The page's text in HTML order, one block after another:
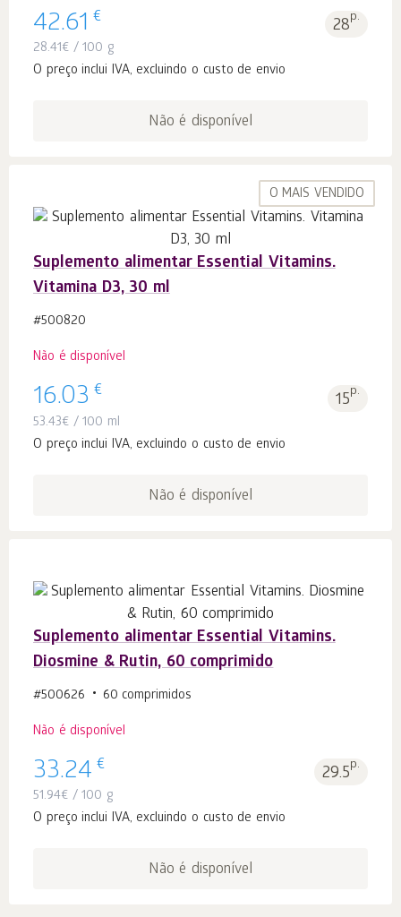
42.61 € 28p.
28.41€ / 100 g
O preço inclui IVA, excluindo o custo de envio
Não é disponível
O MAIS VENDIDO
Suplemento alimentar Essential Vitamins.
Vitamina D3, 30 ml
#500820
Não é disponível
16.03 € 15p.
53.43€ / 100 ml
O preço inclui IVA, excluindo o custo de envio
Não é disponível
Suplemento alimentar Essential Vitamins.
Diosmine & Rutin, 60 comprimido
#500626 60 comprimidos
Não é disponível
33.24 € 29.5p.
51.94€ / 100 g
O preço inclui IVA, excluindo o custo de envio
Não é disponível